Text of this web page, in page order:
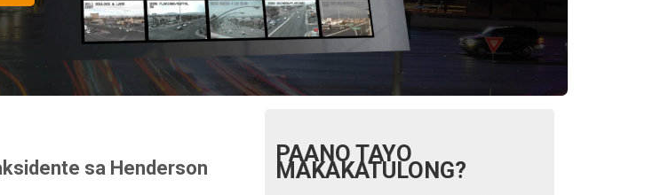
sa Henderson
PAANO TAYO
MAKAKATULONG?